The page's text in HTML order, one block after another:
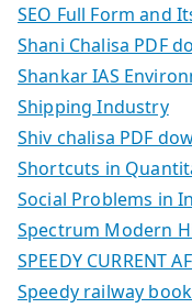
SEO Full Form and
Shani Chalisa PDF
Shankar IAS
Shipping Industry
Shiv chalisa PDF
Shortcuts in
Social Problems in
Spectrum Modern
SPEEDY CURRENT
Speedy railway